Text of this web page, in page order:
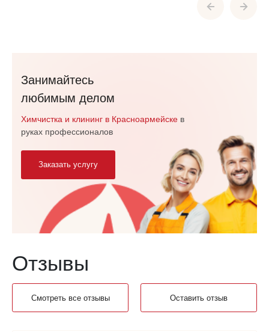
Занимайтесь
любимым делом
Химчистка и клининг в Красноармейске в
руках профессионалов
Заказать услугу
Отзывы
Смотреть все отзывы Оставить отзыв